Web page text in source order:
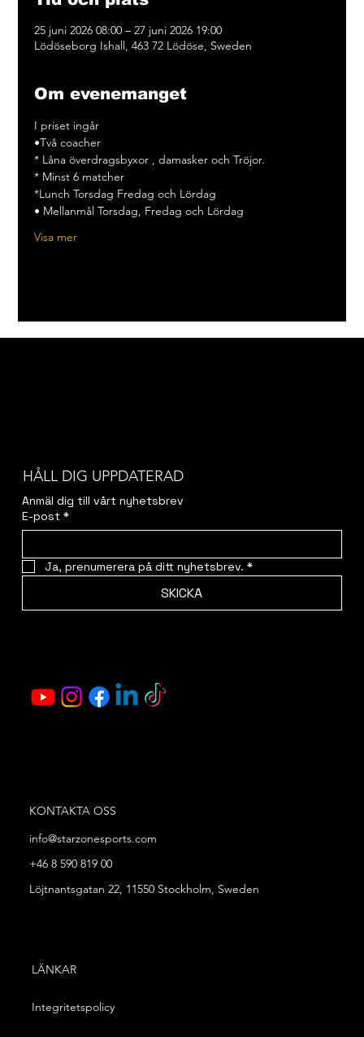
25 juni 2026 08:00 – 27 juni 2026 19:00
Lödöseborg Ishall, 463 72 Lödöse, Sweden
Om evenemanget
I priset ingår
•Två coacher
* Låna överdragsbyxor , damasker och Tröjor.
* ⁠Minst 6 matcher
*Lunch Torsdag Fredag och Lördag
• Mellanmål Torsdag, Fredag och Lördag
Visa mer
HÅLL DIG UPPDATERAD
Anmäl dig till vårt nyhetsbrev
E-post *
Ja, prenumerera på ditt nyhetsbrev. *
SKICKA
KONTAKTA OSS
info@starzonesports.com
+46 8 590 819 00
Löjtnantsgatan 22, 11550 Stockholm, Sweden
LÄNKAR
Integritetspolicy